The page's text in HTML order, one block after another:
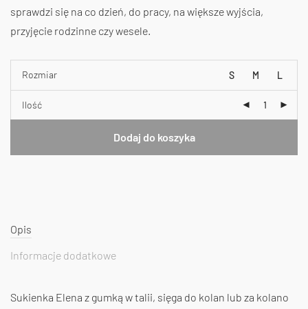
sprawdzi się na co dzień, do pracy, na większe wyjścia,
przyjęcie rodzinne czy wesele.
Rozmiar S M L
Ilość
Dodaj do koszyka
Opis
Informacje dodatkowe
Sukienka Elena z gumką w talii, sięga do kolan lub za kolano